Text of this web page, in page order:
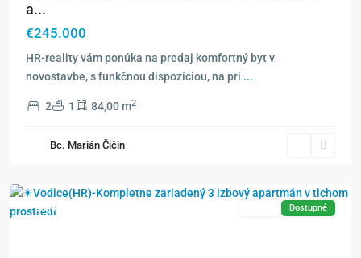
a...
€245.000
HR-reality vám ponúka na predaj komfortný byt v
novostavbe, s funkčnou dispozíciou, na prí ...
2 1 84,00 m2
Bc. Marián Čičin
Exkluzívne Dostupné